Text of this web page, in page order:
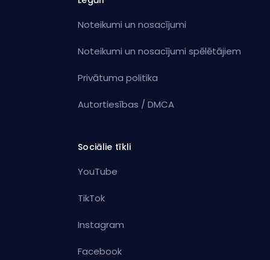
Noteikumi un nosacījumi
Noteikumi un nosacījumi spēlētājiem
Privātuma politika
Autortiesības / DMCA
Sociālie tīkli
YouTube
TikTok
Instagram
Facebook